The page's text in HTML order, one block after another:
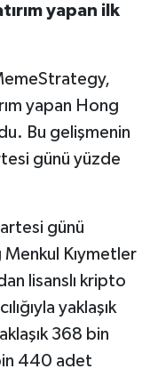
yapan ilk
yapan Hong
Bu gelişmenin
günü yüzde
günü
Menkul Kıymetler
lisanslı kripto
yaklaşık
368 bin
440 adet